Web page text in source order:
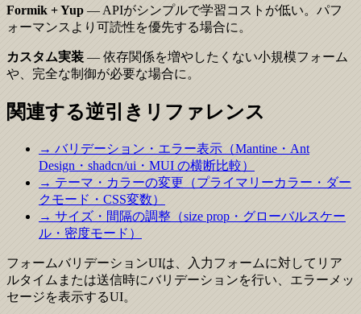
Formik + Yup — APIがシンプルで学習コストが低い。パフ
ォーマンスより可読性を優先する場合に。
カスタム実装 — 依存関係を増やしたくない小規模フォーム
や、完全な制御が必要な場合に。
関連する逆引きリファレンス
→ バリデーション・エラー表示（Mantine・Ant
Design・shadcn/ui・MUI の横断比較）
→ テーマ・カラーの変更（プライマリーカラー・ダー
クモード・CSS変数）
→ サイズ・間隔の調整（size prop・グローバルスケー
ル・密度モード）
フォームバリデーションUIは、入力フォームに対してリア
ルタイムまたは送信時にバリデーションを行い、エラーメッ
セージを表示するUI。